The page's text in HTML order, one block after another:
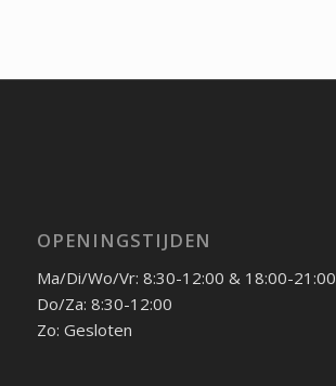
OPENINGSTIJDEN
Ma/Di/Wo/Vr: 8:30-12:00 & 18:00-21:00
Do/Za: 8:30-12:00
Zo: Gesloten